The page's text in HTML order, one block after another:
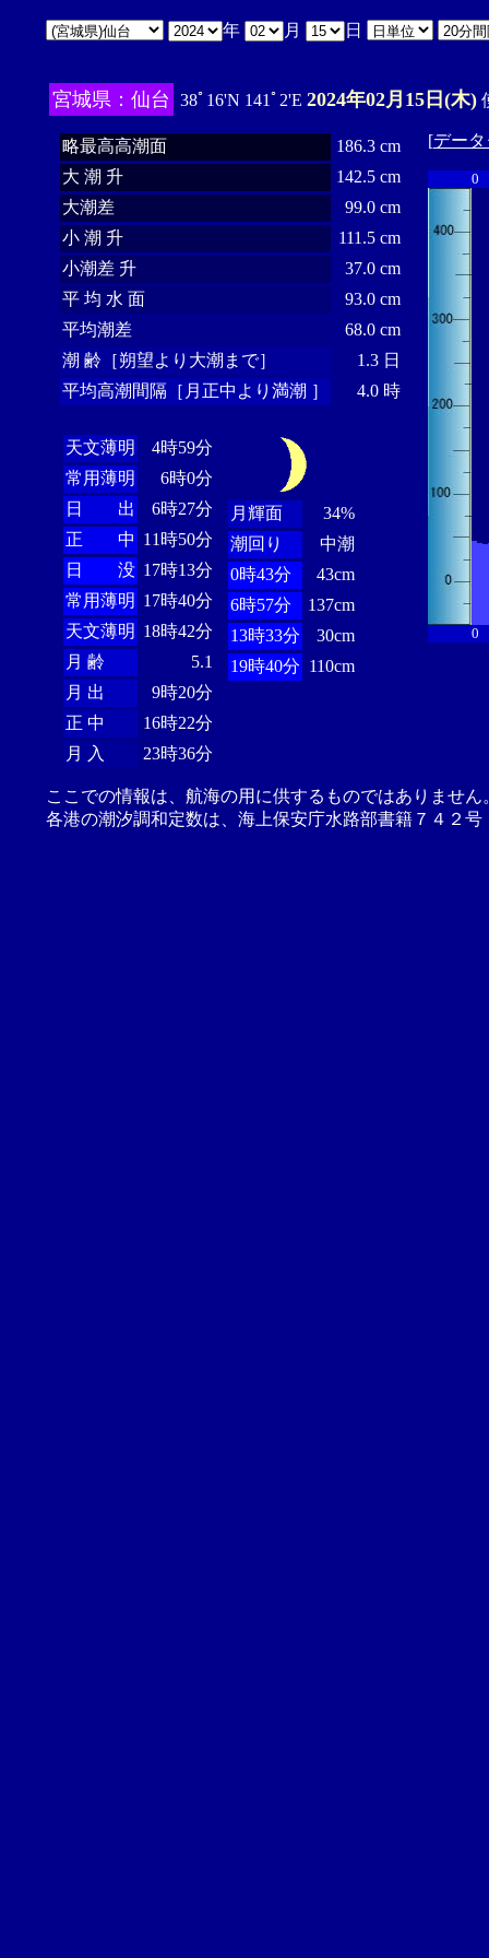
年 月 日
宮城県：仙台 38ﾟ16'N 141ﾟ2'E 2024年02月15日(木)
略最高高潮面
186.3 cm
大 潮 升
142.5 cm
大潮差
99.0 cm
小 潮 升
111.5 cm
小潮差 升
37.0 cm
平 均 水 面
93.0 cm
平均潮差
68.0 cm
潮 齢［朔望より大潮まで］
1.3 日
平均高潮間隔［月正中より満潮 ］
4.0 時
天文薄明
4時59分
常用薄明
6時0分
日 出
6時27分
正 中 11時50分
日 没 17時13分
常用薄明 17時40分
天文薄明 18時42分
月 齢
5.1
月 出
9時20分
正 中
16時22分
月 入
23時36分
月輝面
34%
潮回り
中潮
0時43分
43cm
6時57分
137cm
13時33分
30cm
19時40分 110cm
[デー
0
0
ここでの情報は、航海の用に供するものではありませ
各港の潮汐調和定数は、海上保安庁水路部書籍７４２